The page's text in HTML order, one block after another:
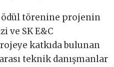
ödül törenine projenin
ve SK E&C
katkıda bulunan
teknik danışmanlar